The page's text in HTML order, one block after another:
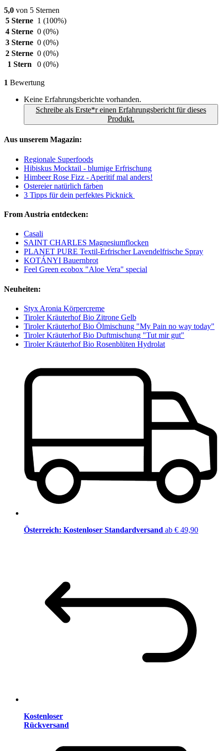
5,0 von 5 Sternen
5 Sterne 1 (100%)
4 Sterne 0 (0%)
3 Sterne 0 (0%)
2 Sterne 0 (0%)
1 Stern
0 (0%)
1 Bewertung
Keine Erfahrungsberichte vorhanden.
Schreibe als Erste*r einen Erfahrungsbericht für dieses
Produkt.
Aus unserem Magazin:
Regionale Superfoods
Hibiskus Mocktail - blumige Erfrischung
Himbeer Rose Fizz - Aperitif mal anders!
Ostereier natürlich färben
3 Tipps für dein perfektes Picknick
From Austria entdecken:
Casali
SAINT CHARLES Magnesiumflocken
PLANET PURE Textil-Erfrischer Lavendelfrische Spray
KOTÁNYI Bauernbrot
Feel Green ecobox "Aloe Vera" special
Neuheiten:
Styx Aronia Körpercreme
Tiroler Kräuterhof Bio Zitrone Gelb
Tiroler Kräuterhof Bio Ölmischung "My Pain no way today"
Tiroler Kräuterhof Bio Duftmischung "Tut mir gut"
Tiroler Kräuterhof Bio Rosenblüten Hydrolat
Österreich: Kostenloser Standardversand ab € 49,90
Kostenloser
Rückversand